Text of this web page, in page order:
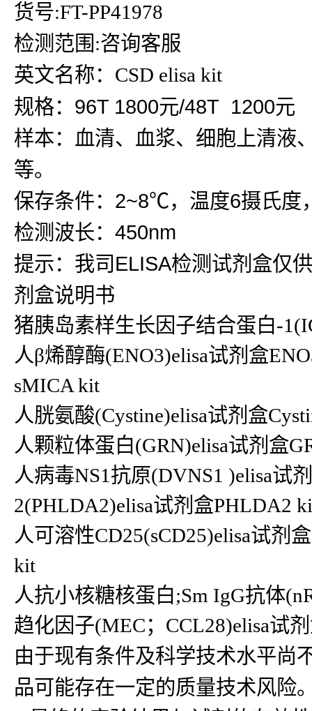
货号:FT-PP41978
检测范围:咨询客服
英文名称：CSD elisa kit
规格：96T 1800元/48T 1200元
样本：血清、血浆、细胞上清液
等。
保存条件：2~8℃，温度6摄氏度
检测波长：450nm
提示：我司ELISA检测试剂盒仅
剂盒说明书
猪胰岛素样生长因子结合蛋白-
人β烯醇酶(ENO3)elisa试剂盒
sMICA kit
人胱氨酸(Cystine)elisa试剂盒
人颗粒体蛋白(GRN)elisa试剂盒
人病毒NS1抗原(DVNS1 )elisa试
2(PHLDA2)elisa试剂盒PHLDA2
人可溶性CD25(sCD25)elisa试剂
kit
人抗小核糖核蛋白;Sm IgG抗体
趋化因子(MEC；CCL28)elisa试
由于现有条件及科学技术水平尚
品可能存在一定的质量技术风险